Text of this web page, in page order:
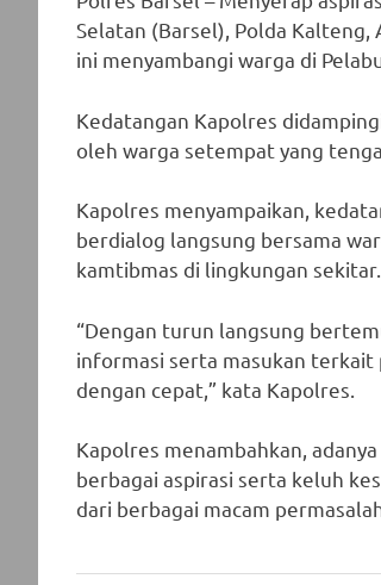
Selatan (Barsel), Polda Kalteng,
ini menyambangi warga di
Kedatangan Kapolres
oleh warga setempat yang
Kapolres menyampaikan,
berdialog langsung bersama
kamtibmas di lingkungan sekitar.
“Dengan turun langsung
informasi serta masukan terkait
dengan cepat,” kata Kapolres.
Kapolres menambahkan,
berbagai aspirasi serta keluh
dari berbagai macam